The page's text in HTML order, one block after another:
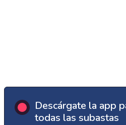
Descárgate la app
todas las subastas